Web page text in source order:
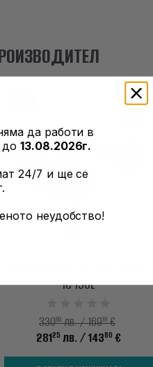
IC 150L
33089лв. / 16918€
28125 лв. / 14380 €
да работи в
до 13.08.2026г.
24/7 и ще се
неудобство!